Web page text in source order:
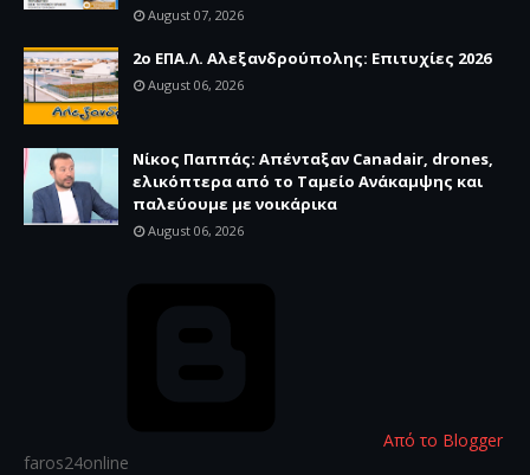
August 07, 2026
2ο ΕΠΑ.Λ. Αλεξανδρούπολης: Επιτυχίες 2026
August 06, 2026
Νίκος Παππάς: Απένταξαν Canadair, drones,
ελικόπτερα από το Ταμείο Ανάκαμψης και
παλεύουμε με νοικάρικα
August 06, 2026
Από το Blogger
faros24online